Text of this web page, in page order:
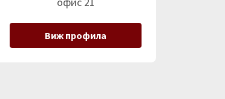
Виж профила